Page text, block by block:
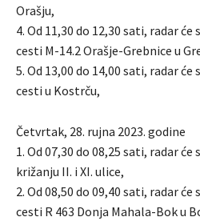
Orašju,
4. Od 11,30 do 12,30 sati, radar
cesti M-14.2 Orašje-Grebnice u
5. Od 13,00 do 14,00 sati, radar
cesti u Kostrču,
Četvrtak, 28. rujna 2023. godine
1. Od 07,30 do 08,25 sati, radar
križanju II. i XI. ulice,
2. Od 08,50 do 09,40 sati, radar
cesti R 463 Donja Mahala-Bok u